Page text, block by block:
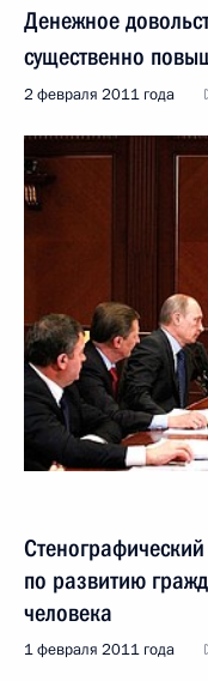
Денежное
существенно
2 февраля 2011 года
по развитию
человека
1 февраля 2011 года